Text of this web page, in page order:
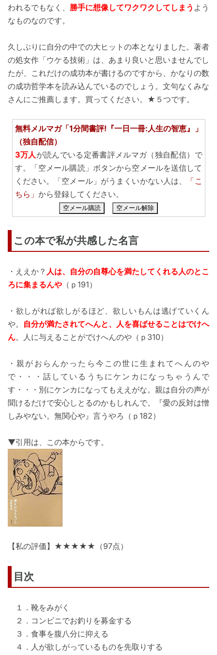
われるでもなく、 勝手に想像してワクワクしてしまう よう
なものなのです。
久しぶりに自分の中での大ヒットの本となりました。著者
の処女作「ウケる技術」は、あまり良いと思いませんでし
たが、これだけの成功本が書けるのですから、かなりの数
の成功哲学本を読み込んでいるのでしょう。文句なくみな
さんにご推薦します。買ってください。★５つです。
無料メルマガ「1分間書評!『一日一冊:人生の智恵』」
（独自配信）
3万人 が読んでいる定番書評メルマガ（独自配信）で
す。「空メール購読」ボタンから空メールを送信して
ください。「空メール」がうまくいかない人は、
「こ
ちら」 から登録してください。
空メール購読 空メール解除
この本で私が共感した名言
・ええか？ 人は、自分の自尊心を満たしてくれる人のとこ
ろに集まるんや （ｐ191）
・欲しがれば欲しがるほど、欲しいもんは逃げていくん
や。 自分が満たされてへんと、人を喜ばせることはでけへ
ん。人に与えることがでけへんのや（ｐ310）
・親がおらんかったら今この世に生まれてへんのや
で・・・話しているうちにケンカになっちゃうんで
す・・・別にケンカになってもええがな。親は自分の声が
聞けるだけで安心しとるのかもしれんで。『愛の反対は憎
しみやない。無関心や』言うやろ（ｐ182）
▼引用は、この本からです。
【私の評価】★★★★★（97点）
目次
１．靴をみがく
２．コンビニでお釣りを募金する
３．食事を腹八分に抑える
４．人が欲しがっているものを先取りする